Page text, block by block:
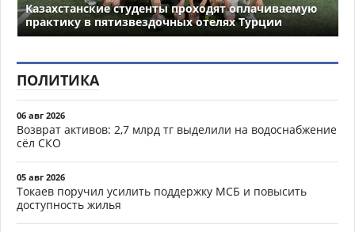
Казахстанские студенты проходят оплачиваемую
практику в пятизвездочных отелях Турции
ПОЛИТИКА
06 авг 2026
Возврат активов: 2,7 млрд тг выделили на водоснабжение
сёл СКО
05 авг 2026
Токаев поручил усилить поддержку МСБ и повысить
доступность жилья